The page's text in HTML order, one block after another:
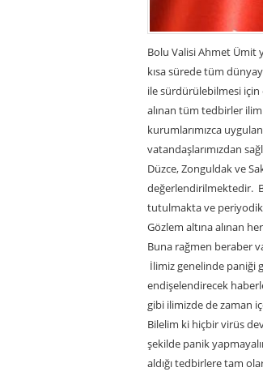
Bolu Valisi Ahmet Ümit
kısa sürede tüm
ile sürdürülebilmesi
alınan tüm tedbirler
kurumlarımızca
vatandaşlarımızdan
Düzce, Zonguldak ve
değerlendirilmektedir.
tutulmakta ve
Gözlem altına alınan
Buna rağmen beraber
İlimiz genelinde paniği
endişelendirecek
gibi ilimizde de zaman
Bilelim ki hiçbir virüs
şekilde panik
aldığı tedbirlere tam